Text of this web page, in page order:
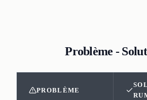
Problème -
PROBLÈME